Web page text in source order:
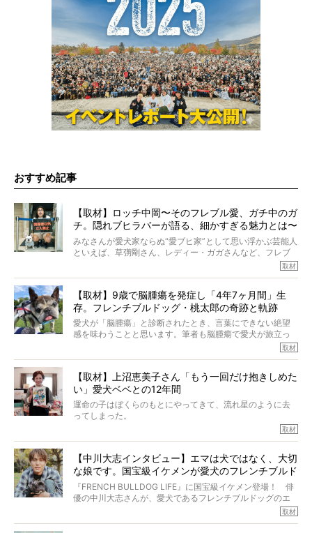
おすすめ記事
【取材】ロッチ中岡〜そのフレブル愛、ガチ中のガ
チ。隠れブヒラバーが語る、細かすぎる魅力とは〜
【前編】
みなさんが愛犬家ならぬ“愛ブヒ家”として思い浮かぶ芸能人
といえば、草彅剛さん、レディー・ガガさんなど、フレブ
ルを飼っている方が多いと思います。が、ロッチ中岡さん
も、じつは大のフレブルラバーだというのをご存知です
んのインスタグラムを覗くと、たくさんのフレブルアカウ
ントがフォローされていて、わが『FRENCH BULLDOG
LIFE』モデルのnicoやトーラスも、その中の一頭。
そんな中岡さんに、フレブルの魅力を語っていただきまし
た。そのブヒ愛っぷりは、思ってた以上！ ガチ中のガチ
取材
【取材】9歳で脳腫瘍を発症し「4年7ヶ月間」生
存。フレンチブルドッグ・桃太郎の奇跡と軌跡
愛犬が「脳腫瘍」と診断されたとき、言葉にできない絶望
感を味わうことと思います。筆者も脳腫瘍で愛犬が旅立っ
たひとり。だからこそ、どれほど厄介で困難な病気かを理
解をしているつもりです。「発症から1年生存すれば素晴ら
ところが、フレンチブルドッグの桃太郎は9歳で脳腫瘍を発
症し、なんと4年7ヶ月間も生き抜いたのです。旅立ったと
きの年齢は13歳と11ヶ月、レジェンド級のレジェンドでし
た。さらには、治療後3年間は一度も発作が起きなかったと
いいます。
この事実はフレンチブルドッグだけでなく、脳腫瘍と闘う
多くの犬たちに勇気と希望を与えるに違いありません。桃
太郎のオーナーである佐藤さんご夫婦に、治療の選択やケ
アについて詳しくお話しをうかがいました。
取材
【取材】上沼恵美子さん「もう一回だけ抱きしめた
い」愛犬ベベとの12年間
運命の子はぼくらのもとにやってきて、流れ星のように去
ってしまった。
けれども、ぼくらはそのことについて考えたいし、泣き出
り添いたいと思う。
その悲しみをいますぐ解消することはできないが、話をき
いて、泣いたり笑ったりするのもいいだろう。
こんな子だった、こんなにいい子だった、ほんとうに愛し
ていたと。
ぼくらは上沼恵美子さんのご自宅へ伺って、お話をきこう
と思った。
取材
【中川大志インタビュー】エマは犬ではなく、大切
な娘です。国宝級イケメンが愛犬のフレンチブルド
ッグと一緒に登場
『FRENCH BULLDOG LIFE』に国宝級イケメン登場！ 俳
優の中川大志さんが、愛犬であるフレンチブルドッグのエ
マちゃん（2歳の女の子）にメロメロとの情報を聞きつけ、
中川さんを直撃。そのフレブル愛をたっぷり語っていただ
取材